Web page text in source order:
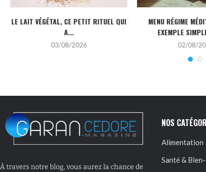
LE LAIT VÉGÉTAL, CE PETIT RITUEL QUI
A...
03/08/2026
MENU RÉGIME
EXEMPLE
02/08/
À travers notre blog, vous aurez la chance de
NOS
Alimentation
Santé &